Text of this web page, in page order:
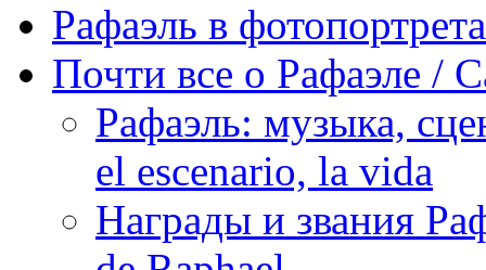
Рафаэль в
Почти все о Рафаэле /
Рафаэль: музыка,
el escenario, la vida
Награды и звания